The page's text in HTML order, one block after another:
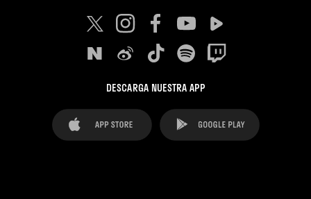
DESCARGA NUESTRA APP